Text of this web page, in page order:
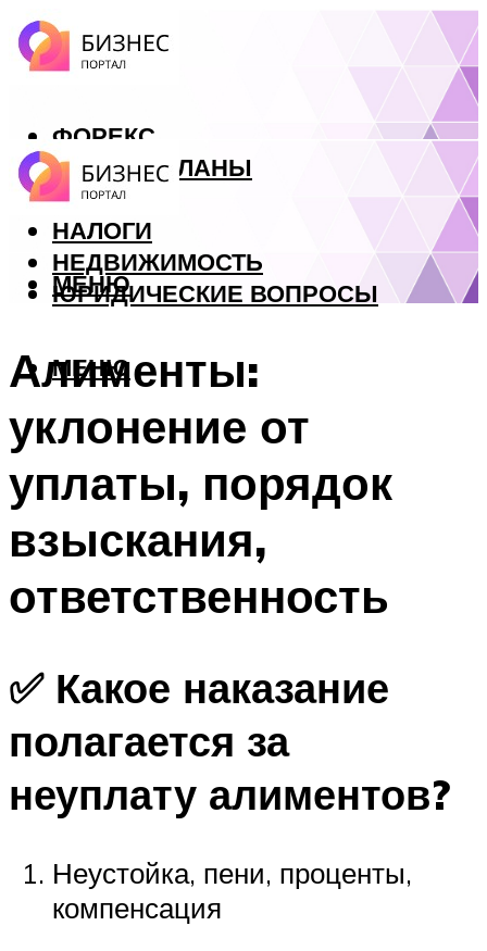
ФОРЕКС
БИЗНЕС ПЛАНЫ
КРЕДИТЫ
НАЛОГИ
НЕДВИЖИМОСТЬ
ЮРИДИЧЕСКИЕ ВОПРОСЫ
МЕНЮ
МЕНЮ
Алименты:
уклонение от
уплаты, порядок
взыскания,
ответственность
✅ Какое наказание
полагается за
неуплату алиментов?
Неустойка, пени, проценты,
компенсация